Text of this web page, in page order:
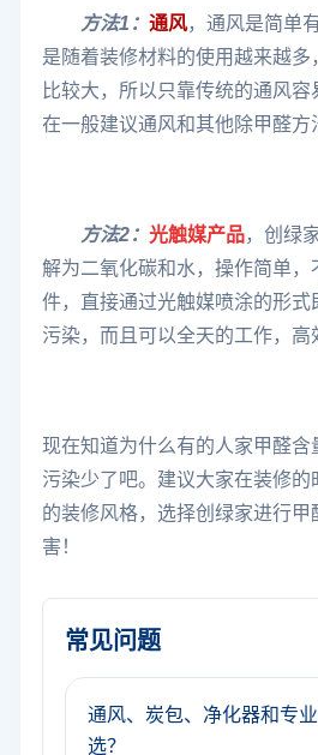
方法1： 通风，通风是简单
是随着装修材料的使用越来越
比较大，所以只靠传统的通风
在一般建议通风和其他除甲醛方
方法2： 光触媒产品，创绿
解为二氧化碳和水，操作简单，
件，直接通过光触媒喷涂的形式
污染，而且可以全天的工作，高
现在知道为什么有的人家甲醛含
污染少了吧。建议大家在装修的
的装修风格，选择创绿家进行
害！
常见问题
通风、炭包、净化器和专
选？